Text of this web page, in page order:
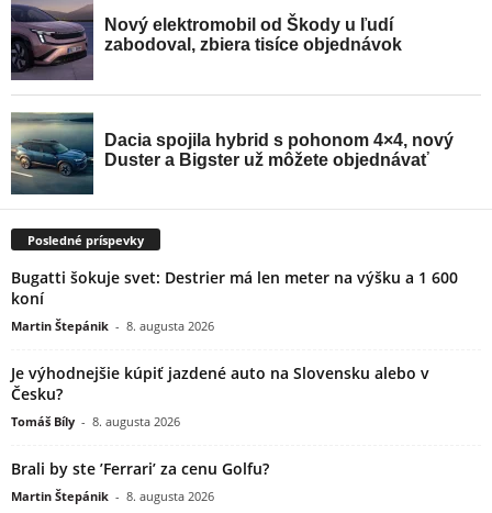
Posledné príspevky
Bugatti šokuje svet: Destrier má len meter na výšku a 1 600
koní
Martin Štepánik - 8. augusta 2026
Je výhodnejšie kúpiť jazdené auto na Slovensku alebo v
Česku?
Tomáš Bíly - 8. augusta 2026
Brali by ste ’Ferrari’ za cenu Golfu?
Martin Štepánik - 8. augusta 2026